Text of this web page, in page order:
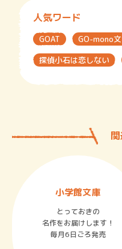
人気ワード
GOAT GO-mono
探偵小石は恋しない
小学館文庫
とっておきの
名作をお届けします！
毎月6日ごろ発売